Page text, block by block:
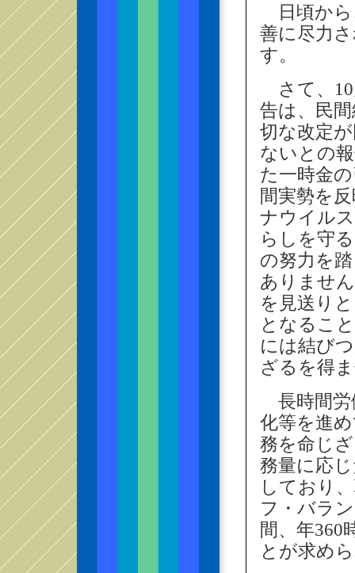
日頃から
善に尽力
す。
さて、10
告は、民
切な改定
ないとの
た一時金
間実勢を
ナウイル
らしを守
の努力を
ありませ
を見送り
となるこ
には結び
ざるを得
長時間労
化等を進
務を命じ
務量に応
しており
フ・バラ
間、年360
とが求め